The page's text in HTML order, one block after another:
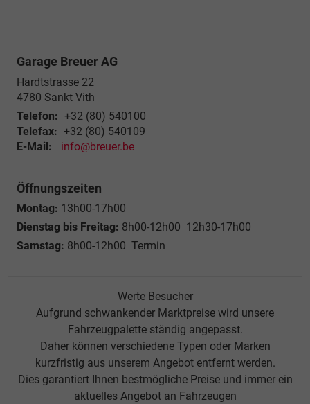
Garage Breuer AG
Hardtstrasse 22
4780 Sankt Vith
Telefon: +32 (80) 540100
Telefax: +32 (80) 540109
E-Mail:
info@breuer.be
Öffnungszeiten
Montag: 13h00-17h00
Dienstag bis Freitag: 8h00-12h00 12h30-17h00
Samstag: 8h00-12h00 Termin
Werte Besucher
Aufgrund schwankender Marktpreise wird unsere
Fahrzeugpalette ständig angepasst.
Daher können verschiedene Typen oder Marken
kurzfristig aus unserem Angebot entfernt werden.
Dies garantiert Ihnen bestmögliche Preise und immer ein
aktuelles Angebot an Fahrzeugen